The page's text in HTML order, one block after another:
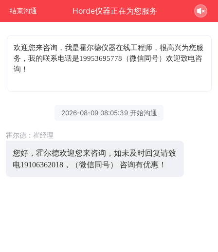
结束沟通 Horde仪器正在为您服务
欢迎您来咨询 ，我是霍尔德仪器在线工程师，很高兴为您服
务，我的联系电话是19953695778（微信同号）欢迎致电咨
询！
2026-08-09 08:05:39 开始沟通
霍尔德：崔经理
您好，霍尔德欢迎您来咨询，如未及时回复请致
电19106362018，（微信同号） 咨询有优惠！